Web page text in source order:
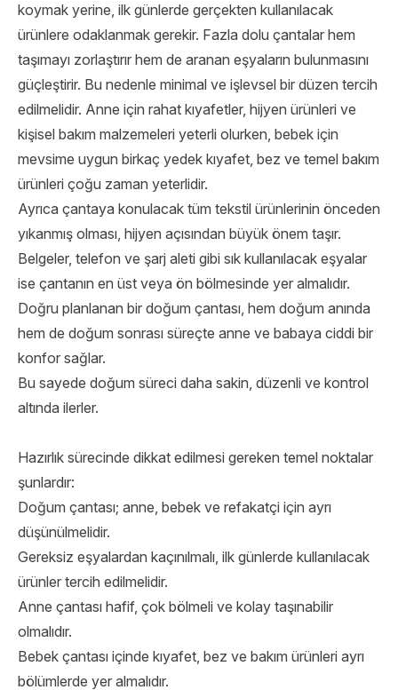
koymak yerine, ilk günlerde gerçekten kullanılacak
ürünlere odaklanmak gerekir. Fazla dolu çantalar hem
taşımayı zorlaştırır hem de aranan eşyaların bulunmasını
güçleştirir. Bu nedenle minimal ve işlevsel bir düzen tercih
edilmelidir. Anne için rahat kıyafetler, hijyen ürünleri ve
kişisel bakım malzemeleri yeterli olurken, bebek için
mevsime uygun birkaç yedek kıyafet, bez ve temel bakım
ürünleri çoğu zaman yeterlidir.
Ayrıca çantaya konulacak tüm tekstil ürünlerinin önceden
yıkanmış olması, hijyen açısından büyük önem taşır.
Belgeler, telefon ve şarj aleti gibi sık kullanılacak eşyalar
ise çantanın en üst veya ön bölmesinde yer almalıdır.
Doğru planlanan bir doğum çantası, hem doğum anında
hem de doğum sonrası süreçte anne ve babaya ciddi bir
konfor sağlar.
Bu sayede doğum süreci daha sakin, düzenli ve kontrol
altında ilerler.
Hazırlık sürecinde dikkat edilmesi gereken temel noktalar
şunlardır:
Doğum çantası; anne, bebek ve refakatçi için ayrı
düşünülmelidir.
Gereksiz eşyalardan kaçınılmalı, ilk günlerde kullanılacak
ürünler tercih edilmelidir.
Anne çantası hafif, çok bölmeli ve kolay taşınabilir
olmalıdır.
Bebek çantası içinde kıyafet, bez ve bakım ürünleri ayrı
bölümlerde yer almalıdır.